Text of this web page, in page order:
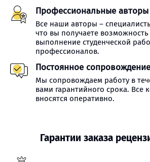
Профессиональные авторы
Все наши авторы –
что вы получаете возможность
выполнение студенческой
профессионалов.
Постоянное сопровождение
Мы сопровождаем работу в
вами гарантийного срока. Все
вносятся оперативно.
Гарантии заказа